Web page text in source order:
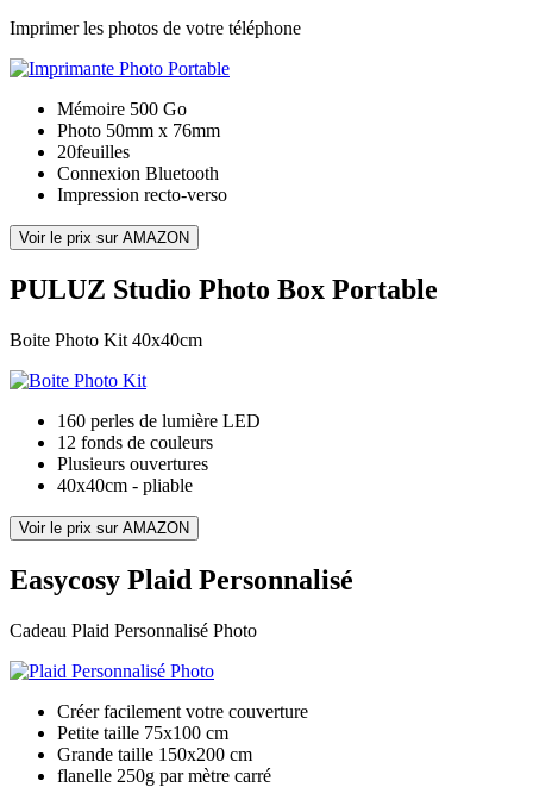
Imprimer les photos de votre téléphone
Mémoire 500 Go
Photo 50mm x 76mm
20feuilles
Connexion Bluetooth
Impression recto-verso
Voir le prix sur AMAZON
PULUZ Studio Photo Box Portable
Boite Photo Kit 40x40cm
160 perles de lumière LED
12 fonds de couleurs
Plusieurs ouvertures
40x40cm - pliable
Voir le prix sur AMAZON
Easycosy Plaid Personnalisé
Cadeau Plaid Personnalisé Photo
Créer facilement votre couverture
Petite taille 75x100 cm
Grande taille 150x200 cm
flanelle 250g par mètre carré